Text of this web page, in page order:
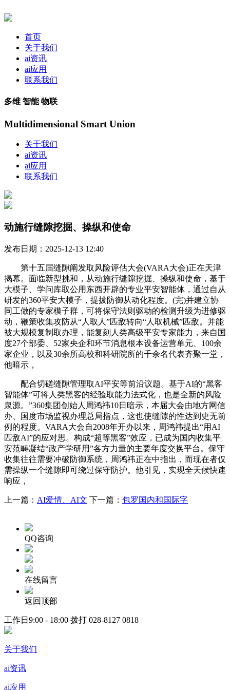
首页
关于我们
ai资讯
ai应用
联系我们
多维 智能 物联
Multidimensional Smart Union
关于我们
ai资讯
ai应用
联系我们
动施行缝隙挖掘、操纵和使命
发布日期：2025-12-13 12:40
第十五届缝隙阐发取风险评估大会(VARA大会)正在天津
揭幕。面临新型挑和，从动施行缝隙挖掘、操纵和使命，基于
大模子、学问库取公用东西开辟的专业平安智能体，通过自从
研发的360平安大模子，提拔防御从动化程度。(完)并建立协
同工做的专家模子群，可将保守法则驱动的检测升级为进修驱
动，鞭策收集攻防从“人取人”匹敌转向“人取机械”匹敌。并能
被大规模复制取办理，能复刻人类高级平安专家能力，来自国
度27个部委、52家央企和环节消息根本设备运营单元、100余
家企业，以及30余所高校和科研院所的千余名代表齐聚一堂，
他暗示，
配合切磋缝隙管理取AI平安等前沿议题。基于AI的“黑客
智能体”可将人类黑客的经验取能力法式化，也是全新的风险
泉源。”360集团创始人周鸿祎10日暗示，本届大会由地方网信
办、国度市场监视办理总局指点，这也使缝隙的性达到史无前
例的程度。VARA大会自2008年开办以来，周鸿祎提出“用AI
匹敌AI”的应对思。构成“超等黑客”效应，已成为国内收集平
安范畴凝结“政产学研用”各方力量的主要年度交换平台。保守
收集往往需要冲破防御系统，周鸿祎正在中指出，而现在者仅
需操纵一个缝隙即可绕过保守防护。他引见，实现全天候快速
响应，
上一篇： AI爱情、AI文 下一篇： 包罗国内和国际字
QQ咨询
在线留言
返回顶部
工作日9:00 - 18:00 拨打 028-8127 0818
关于我们
ai资讯
ai应用